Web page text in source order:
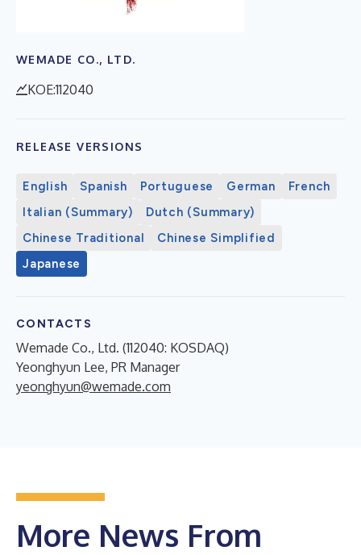
WEMADE CO., LTD.
KOE:112040
RELEASE VERSIONS
English Spanish Portuguese German
French
Italian (Summary)
Dutch (Summary)
Chinese Traditional
Chinese Simplified
Japanese
CONTACTS
Wemade Co., Ltd. (112040: KOSDAQ)
Yeonghyun Lee, PR Manager
yeonghyun@wemade.com
More News From